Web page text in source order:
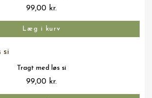
99,00 kr.
Læg i kurv
Vis her
Tragt med løs si
99,00 kr.